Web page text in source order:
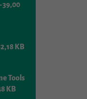
39,00
KB
Tools
KB